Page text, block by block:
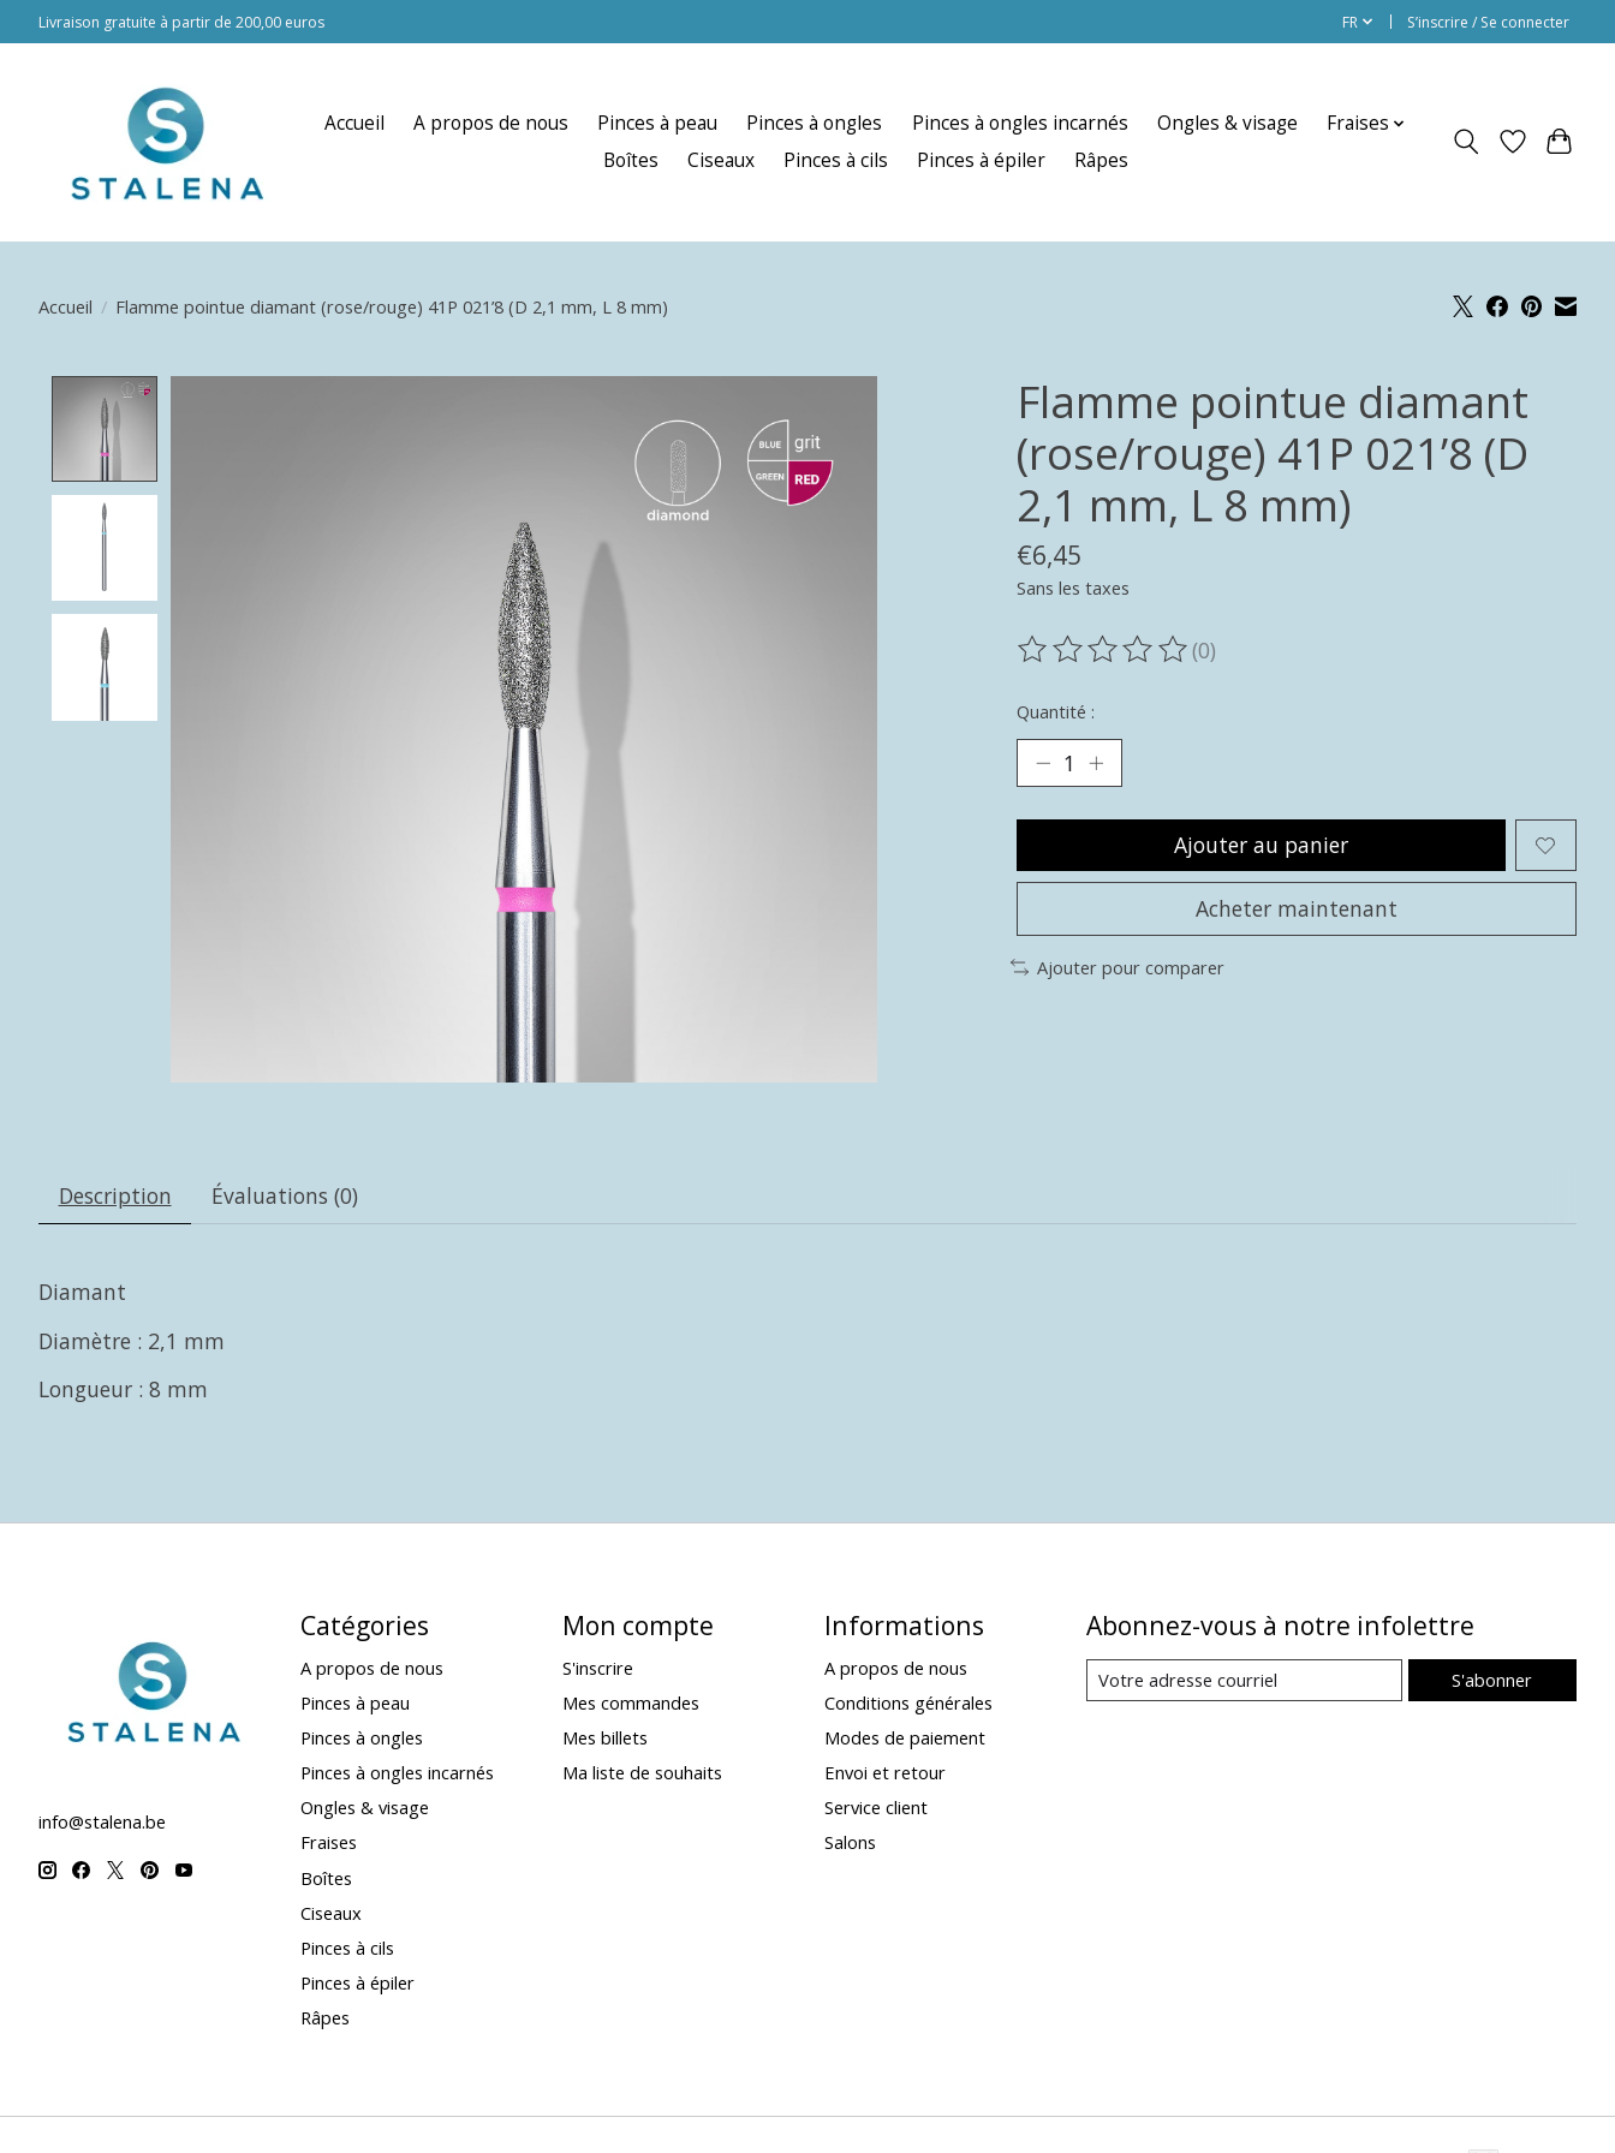
Livraison gratuite à partir de 200,00 euros FR S’inscrire / Se connecter
Accueil A propos de nous Pinces à peau Pinces à ongles Pinces à ongles incarnés Ongles & visage
Fraises
Boîtes
Ciseaux Pinces à cils Pinces à épiler Râpes
Accueil / Flamme pointue diamant (rose/rouge) 41P 021’8 (D 2,1 mm, L 8 mm)
Flamme pointue diamant
(rose/rouge) 41P 021’8 (D
2,1 mm, L 8 mm)
€6,45
Sans les taxes
Ce produit est évalué à
(0)
Quantité :
Ajouter au panier
Acheter maintenant
Ajouter pour comparer
Description Évaluations (0)
Diamant
Diamètre : 2,1 mm
Longueur : 8 mm
info@stalena.be
Catégories
A propos de nous
Pinces à peau
Pinces à ongles
Pinces à ongles incarnés
Ongles & visage
Fraises
Boîtes
Ciseaux
Pinces à cils
Pinces à épiler
Râpes
Mon compte
S'inscrire
Mes commandes
Mes billets
Ma liste de souhaits
Informations
A propos de nous
Conditions générales
Modes de paiement
Envoi et retour
Service client
Salons
Abonnez-vous à notre infolettre
S'abonner